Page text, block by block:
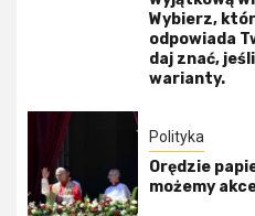
Wybierz,
odpowiada
daj znać,
warianty.
Polityka
Orędzie
możemy